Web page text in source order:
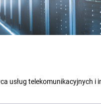
usług telekomunikacyjnych